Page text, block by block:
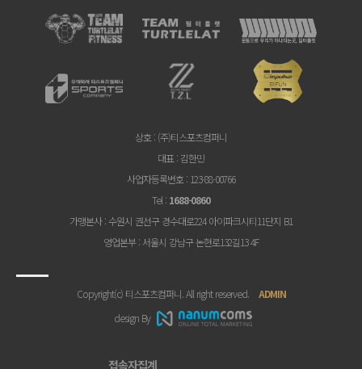
상호 : (주)티스포츠컴퍼니
대표 : 김한민
사업자등록번호 : 123-88-00766
Tel : 1688-0860
가맹본사: 수원시 권선구 경수대로224 아이파크시티11단지 B1
영업본부: 서울시 강남구 논현로132길13 4F
Copyright(c) 티스포츠컴퍼니. All right reserved. ADMIN
design By
접속자집계